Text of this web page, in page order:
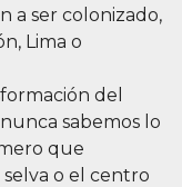
a ser colonizado,
Lima o
del
sabemos lo
que
o el centro